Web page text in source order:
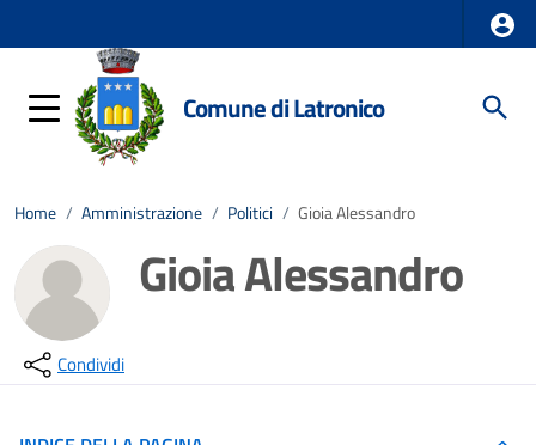
Comune di Latronico
Home / Amministrazione / Politici / Gioia Alessandro
Gioia Alessandro
Condividi